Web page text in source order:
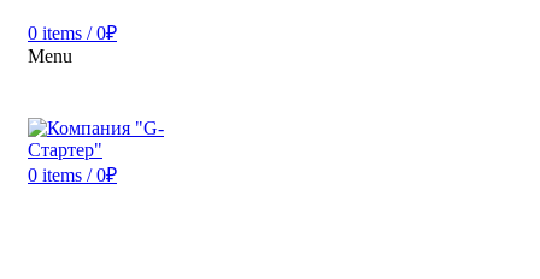
0 items / 0₽
Menu
0 items / 0₽